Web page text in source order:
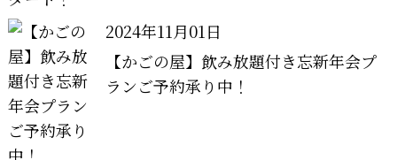
2024年11月01日
【かごの屋】飲み放題付き忘新年会プ
ランご予約承り中！